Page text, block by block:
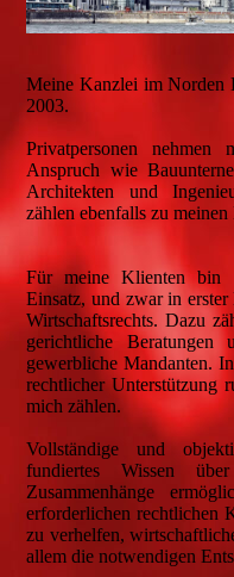
Meine Kanzlei im Norden
2003.
Privatpersonen nehmen
Anspruch wie
Architekten und
zählen ebenfalls zu meinen
Für meine Klienten bin
Einsatz, und zwar in
Wirtschaftsrechts. Dazu
gerichtliche
gewerbliche Mandanten.
rechtlicher Unterstützung
mich zählen.
Vollständige und
fundiertes Wissen
Zusammenhänge
erforderlichen rechtlichen
zu verhelfen,
allem die notwendigen